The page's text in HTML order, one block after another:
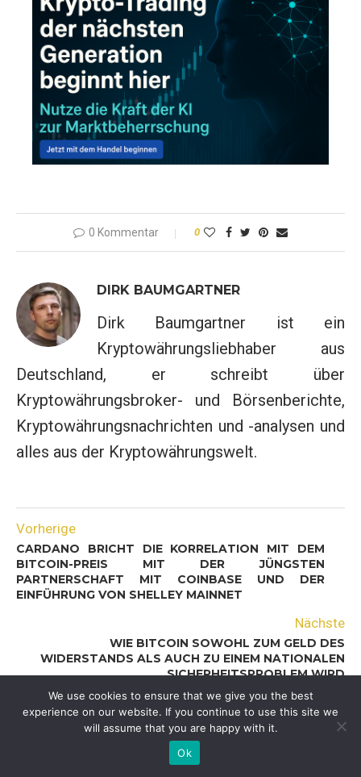
0 Kommentar 0
DIRK BAUMGARTNER
Dirk Baumgartner ist ein
Kryptowährungsliebhaber aus
Deutschland, er schreibt über
Kryptowährungsbroker- und Börsenberichte,
Kryptowährungsnachrichten und -analysen und
alles aus der Kryptowährungswelt.
Vorherige
CARDANO BRICHT DIE KORRELATION MIT DEM
BITCOIN-PREIS MIT DER JÜNGSTEN
PARTNERSCHAFT MIT COINBASE UND DER
EINFÜHRUNG VON SHELLEY MAINNET
Nächste
WIE BITCOIN SOWOHL ZUM GELD DES
WIDERSTANDS ALS AUCH ZU EINEM NATIONALEN
SICHERHEITSPROBLEM WIRD
DAS KÖNNTE SIE AUCH INTERESSIEREN
We use cookies to ensure that we give you the best
experience on our website. If you continue to use this site we
will assume that you are happy with it.
Ok